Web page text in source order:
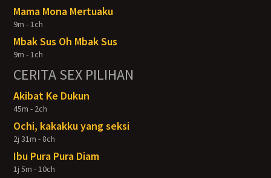
Mama Mona Mertuaku
9m - 1ch
Mbak Sus Oh Mbak Sus
9m - 1ch
CERITA SEX PILIHAN
Akibat Ke Dukun
45m - 2ch
Ochi, kakakku yang seksi
2j 31m - 8ch
Ibu Pura Pura Diam
1j 5m - 10ch